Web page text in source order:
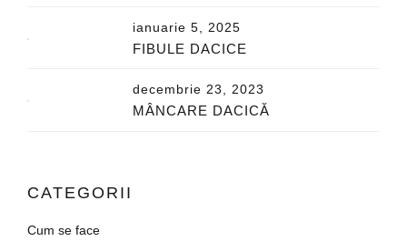
ianuarie 5, 2025
FIBULE DACICE
decembrie 23, 2023
MÂNCARE DACICĂ
CATEGORII
Cum se face